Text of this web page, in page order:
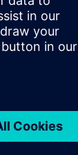
unserem